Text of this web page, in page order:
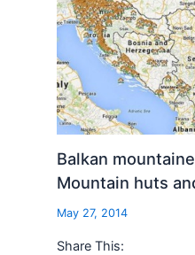
Balkan
Mountain huts
May 27, 2014
Share This: